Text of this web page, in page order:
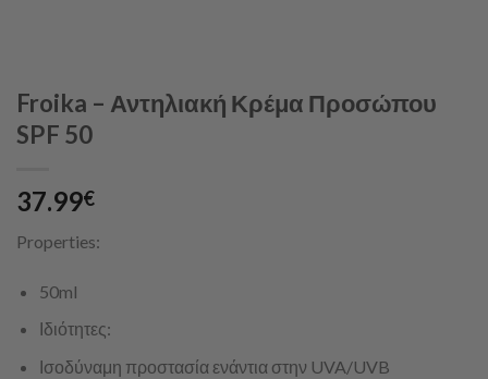
Froika – Αντηλιακή Κρέμα Προσώπου
SPF 50
37.99€
Properties:
50ml
Ιδιότητες:
Ισοδύναμη προστασία ενάντια στην UVA/UVB